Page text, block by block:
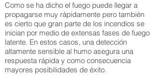
Como se ha dicho el fuego puede llegar a
propagarse muy rápidamente pero también
es cierto que gran parte de los incendios se
inician por medio de extensas fases de fuego
latente. En estos casos, una detección
altamente sensible al humo asegura una
respuesta rápida y como consecuencia
mayores posibilidades de éxito.